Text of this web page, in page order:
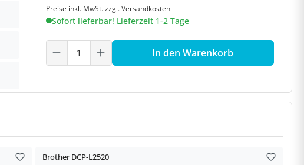
Preise inkl. MwSt. zzgl. Versandkosten
Sofort lieferbar! Lieferzeit 1-2 Tage
Produkt Anzahl: Gib den
In den Warenkorb
Brother DCP-L2520